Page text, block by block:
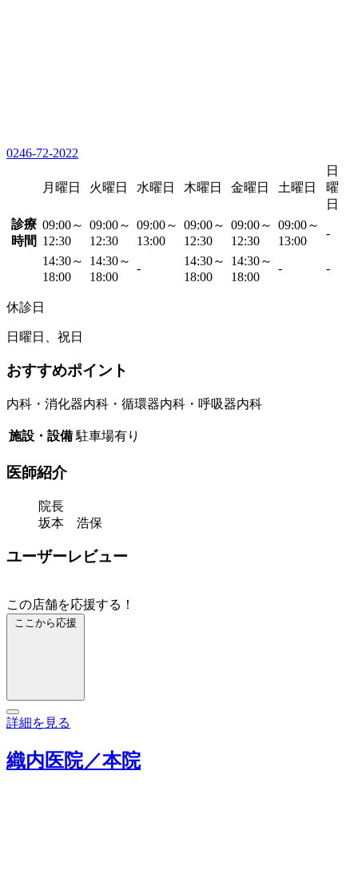
0246-72-2022
月曜日 火曜日 水曜日 木曜日 金曜日 土曜日
日
曜
日
診療
時間
09:00～
12:30
09:00～
12:30
09:00～
13:00
09:00～
12:30
09:00～
12:30
09:00～
13:00
-
14:30～
18:00
14:30～
18:00
-
14:30～
18:00
14:30～
18:00
- -
休診日
日曜日、祝日
おすすめポイント
内科・消化器内科・循環器内科・呼吸器内科
施設・設備 駐車場有り
医師紹介
院長
坂本 浩保
ユーザーレビュー
この店舗を応援する！
ここから応援
詳細を見る
織内医院／本院